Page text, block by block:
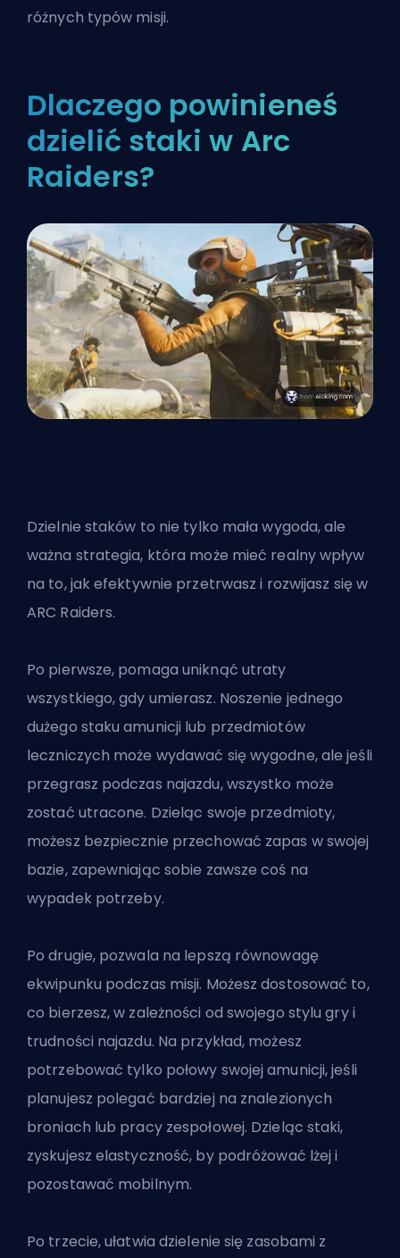
różnych typów misji.
Dlaczego powinieneś
dzielić staki w Arc
Raiders?
Dzielnie staków to nie tylko mała wygoda, ale
ważna strategia, która może mieć realny wpływ
na to, jak efektywnie przetrwasz i rozwijasz się w
ARC Raiders.
Po pierwsze, pomaga uniknąć utraty
wszystkiego, gdy umierasz. Noszenie jednego
dużego staku amunicji lub przedmiotów
leczniczych może wydawać się wygodne, ale jeśli
przegrasz podczas najazdu, wszystko może
zostać utracone. Dzieląc swoje przedmioty,
możesz bezpiecznie przechować zapas w swojej
bazie, zapewniając sobie zawsze coś na
wypadek potrzeby.
Po drugie, pozwala na lepszą równowagę
ekwipunku podczas misji. Możesz dostosować to,
co bierzesz, w zależności od swojego stylu gry i
trudności najazdu. Na przykład, możesz
potrzebować tylko połowy swojej amunicji, jeśli
planujesz polegać bardziej na znalezionych
broniach lub pracy zespołowej. Dzieląc staki,
zyskujesz elastyczność, by podróżować lżej i
pozostawać mobilnym.
Po trzecie, ułatwia dzielenie się zasobami z